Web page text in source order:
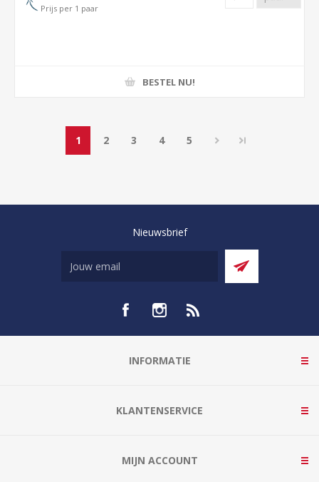
Prijs per 1 paar
BESTEL NU!
1 2 3 4 5
Nieuwsbrief
INFORMATIE
KLANTENSERVICE
MIJN ACCOUNT